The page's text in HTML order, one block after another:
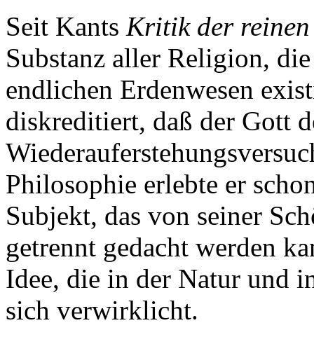
Seit Kants Kritik der
Substanz aller Religion,
endlichen Erdenwesen
diskreditiert, daß der Gott
Philosophie erlebte er
Subjekt, das von seiner
getrennt gedacht werden
Idee, die in der Natur und
sich verwirklicht.